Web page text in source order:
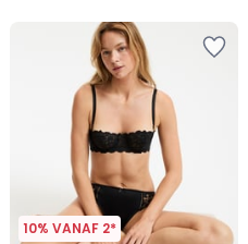
10% VANAF 2*